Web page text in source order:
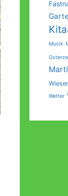
Musik
Wetter